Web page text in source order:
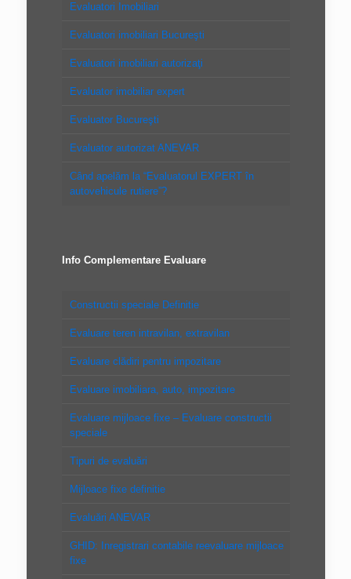
Evaluatori Imobiliari
Evaluatori imobiliari Bucureşti
Evaluatori imobiliari autorizaţi
Evaluator imobiliar expert
Evaluator Bucureşti
Evaluator autorizat ANEVAR
Când apelăm la “Evaluatorul EXPERT în
autovehicule rutiere”?
Info Complementare Evaluare
Constructii speciale Definitie
Evaluare teren intravilan, extravilan
Evaluare clădiri pentru impozitare
Evaluare imobiliara, auto, impozitare
Evaluare mijloace fixe – Evaluare constructii
speciale
Tipuri de evaluări
Mijloace fixe definitie
Evaluări ANEVAR
GHID: Inregistrari contabile reevaluare mijloace
fixe